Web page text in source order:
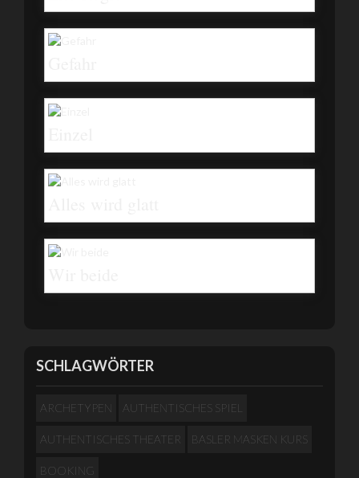
SCHLAGWÖRTER
ARCHETYPEN AUTHENTISCHES SPIEL
AUTHENTISCHES THEATER BASLER MASKEN KURS
BOOKING